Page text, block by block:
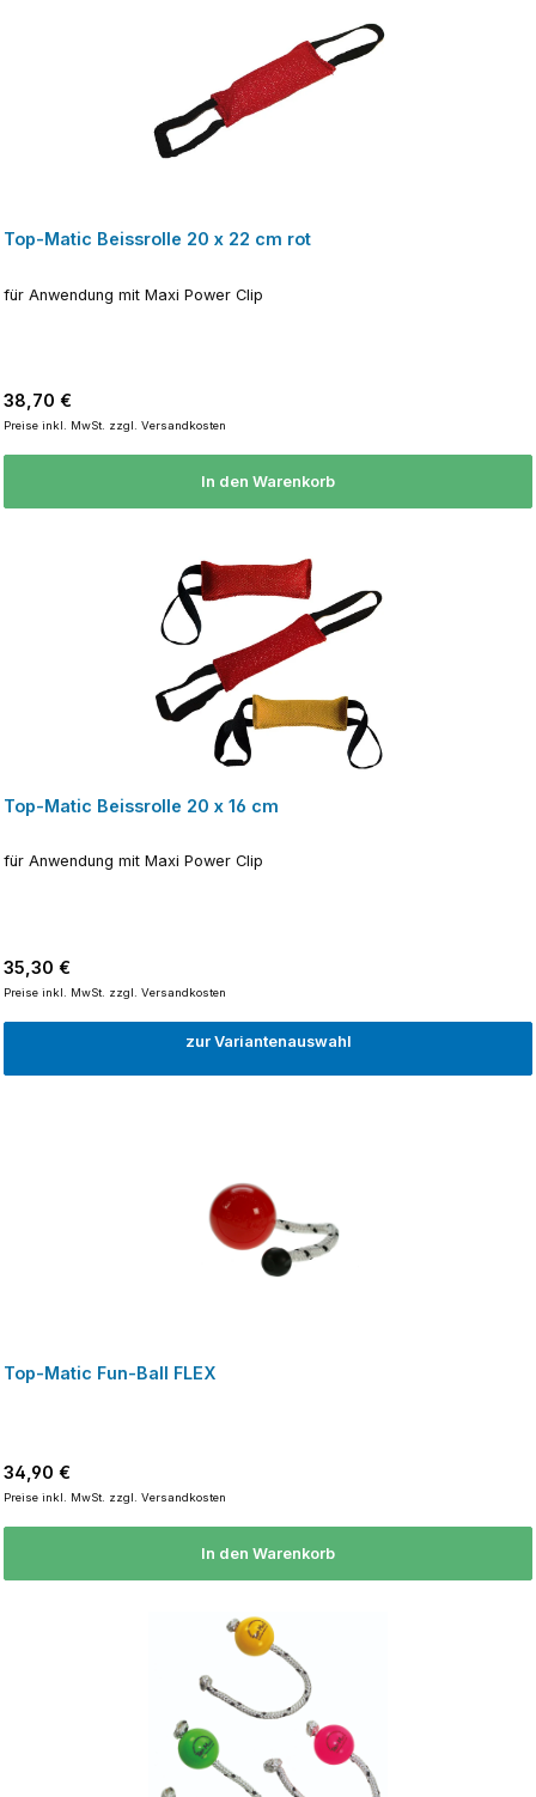
Top-Matic Beissrolle 20 x 22 cm rot
für Anwendung mit Maxi Power Clip
Regulärer Preis:
38,70 €
Preise inkl. MwSt. zzgl. Versandkosten
In den Warenkorb
Top-Matic Beissrolle 20 x 16 cm
für Anwendung mit Maxi Power Clip
Regulärer Preis:
35,30 €
Preise inkl. MwSt. zzgl. Versandkosten
zur Variantenauswahl
Top-Matic Fun-Ball FLEX
Regulärer Preis:
34,90 €
Preise inkl. MwSt. zzgl. Versandkosten
In den Warenkorb